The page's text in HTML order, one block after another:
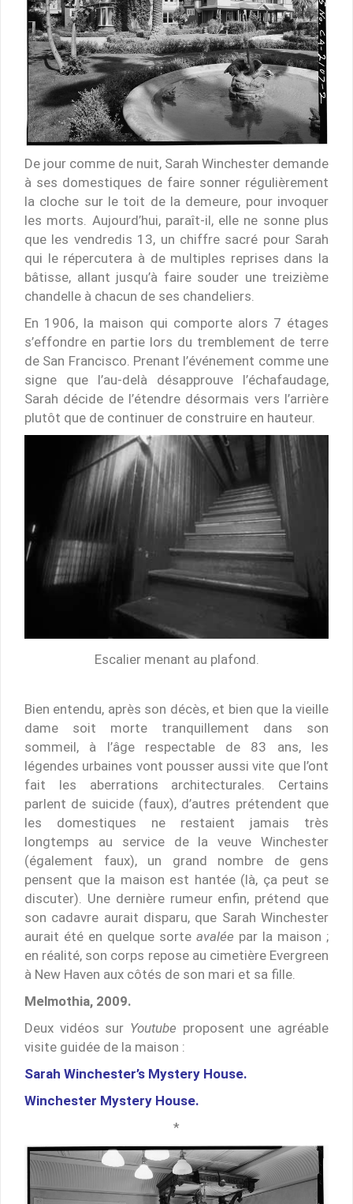
De jour comme de nuit, Sarah Winchester demande
à ses domestiques de faire sonner régulièrement
la cloche sur le toit de la demeure, pour invoquer
les morts. Aujourd’hui, paraît-il, elle ne sonne plus
que les vendredis 13, un chiffre sacré pour Sarah
qui le répercutera à de multiples reprises dans la
bâtisse, allant jusqu’à faire souder une treizième
chandelle à chacun de ses chandeliers.
En 1906, la maison qui comporte alors 7 étages
s’effondre en partie lors du tremblement de terre
de San Francisco. Prenant l’événement comme une
signe que l’au-delà désapprouve l’échafaudage,
Sarah décide de l’étendre désormais vers l’arrière
plutôt que de continuer de construire en hauteur.
Escalier menant au plafond.
Bien entendu, après son décès, et bien que la vieille
dame soit morte tranquillement dans son
sommeil, à l’âge respectable de 83 ans, les
légendes urbaines vont pousser aussi vite que l’ont
fait les aberrations architecturales. Certains
parlent de suicide (faux), d’autres prétendent que
les domestiques ne restaient jamais très
longtemps au service de la veuve Winchester
(également faux), un grand nombre de gens
pensent que la maison est hantée (là, ça peut se
discuter). Une dernière rumeur enfin, prétend que
son cadavre aurait disparu, que Sarah Winchester
aurait été en quelque sorte avalée par la maison ;
en réalité, son corps repose au cimetière Evergreen
à New Haven aux côtés de son mari et sa fille.
Melmothia, 2009.
Deux vidéos sur Youtube proposent une agréable
visite guidée de la maison :
Sarah Winchester’s Mystery House.
Winchester Mystery House.
*